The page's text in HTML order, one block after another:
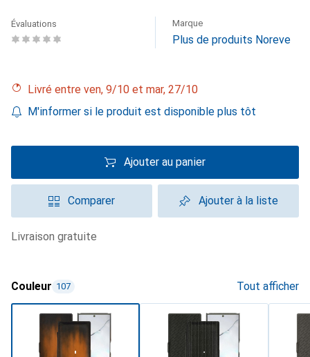
Évaluations Marque
Plus de produits Noreve
Livré entre ven, 9/10 et mar, 27/10
M'informer si le produit est disponible plus tôt
Ajouter au panier
Comparer Ajouter à la liste
livraison gratuite
Couleur 107 Tout afficher